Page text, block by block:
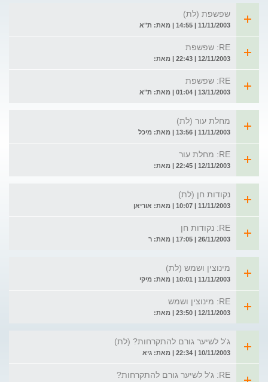
שפשפת (לת)
11/11/2003 | 14:55 | מאת: ת"א
RE: שפשפת
12/11/2003 | 22:43 | מאת:
RE: שפשפת
13/11/2003 | 01:04 | מאת: ת"א
מחלת עור (לת)
11/11/2003 | 13:56 | מאת: מיכל
RE: מחלת עור
12/11/2003 | 22:45 | מאת:
נקודות חן (לת)
11/11/2003 | 10:07 | מאת: אוריאן
RE: נקודות חן
26/11/2003 | 17:05 | מאת: ר
מינוצין ושמש (לת)
11/11/2003 | 10:01 | מאת: מיקי
RE: מינוצין ושמש
12/11/2003 | 23:50 | מאת:
ג'ל לשיער גורם להתקרחות? (לת)
10/11/2003 | 22:34 | מאת: גיא
RE: ג'ל לשיער גורם להתקרחות?